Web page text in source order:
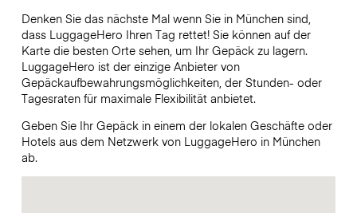
Denken Sie das nächste Mal wenn Sie in München sind,
dass LuggageHero Ihren Tag rettet! Sie können auf der
Karte die besten Orte sehen, um Ihr Gepäck zu lagern.
LuggageHero ist der einzige Anbieter von
Gepäckaufbewahrungsmöglichkeiten, der Stunden- oder
Tagesraten für maximale Flexibilität anbietet.
Geben Sie Ihr Gepäck in einem der lokalen Geschäfte oder
Hotels aus dem Netzwerk von LuggageHero in München
ab.